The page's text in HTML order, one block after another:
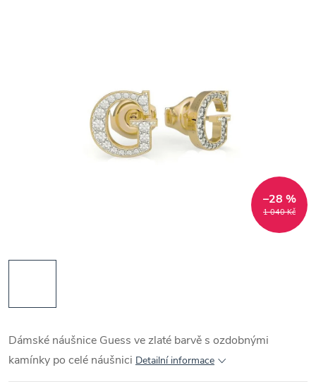
1 040 Kč
–28 %
Dámské náušnice Guess ve zlaté barvě s ozdobnými
kamínky po celé náušnici Detailní informace